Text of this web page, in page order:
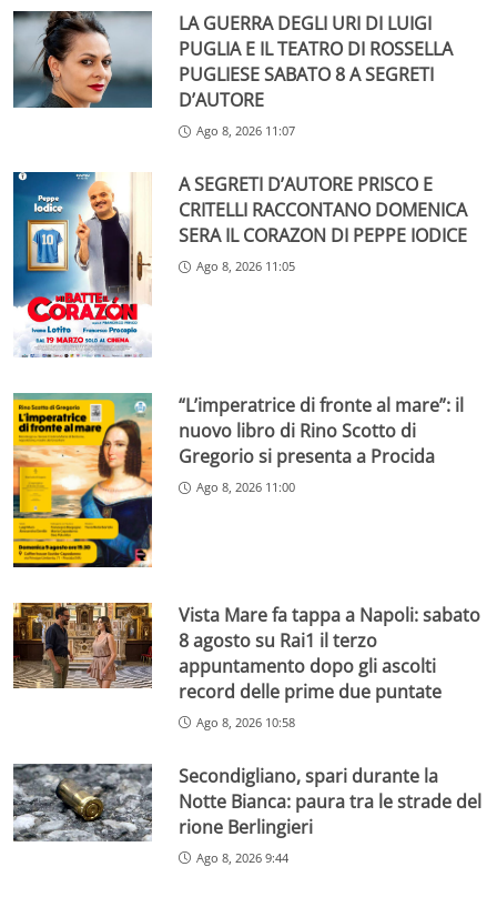
LA GUERRA DEGLI URI DI LUIGI
PUGLIA E IL TEATRO DI ROSSELLA
PUGLIESE SABATO 8 A SEGRETI
D’AUTORE
Ago 8, 2026 11:07
A SEGRETI D’AUTORE PRISCO E
CRITELLI RACCONTANO DOMENICA
SERA IL CORAZON DI PEPPE IODICE
Ago 8, 2026 11:05
“L’imperatrice di fronte al mare”: il
nuovo libro di Rino Scotto di
Gregorio si presenta a Procida
Ago 8, 2026 11:00
Vista Mare fa tappa a Napoli: sabato
8 agosto su Rai1 il terzo
appuntamento dopo gli ascolti
record delle prime due puntate
Ago 8, 2026 10:58
Secondigliano, spari durante la
Notte Bianca: paura tra le strade del
rione Berlingieri
Ago 8, 2026 9:44